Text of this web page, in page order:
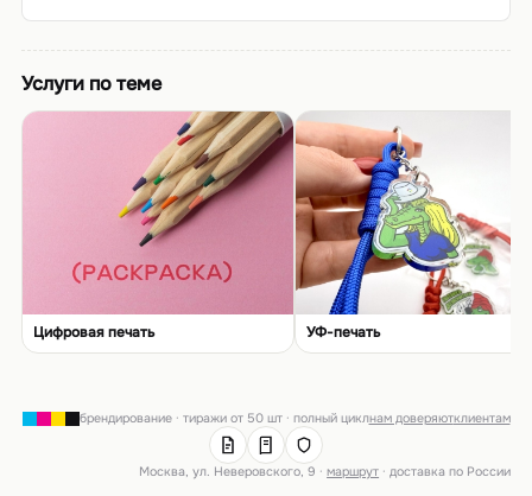
Услуги по теме
Цифровая печать УФ-печать
брендирование · тиражи от 50 шт · полный циклнам доверяютклиентам
Москва, ул. Неверовского, 9 ·маршрут · доставка по России